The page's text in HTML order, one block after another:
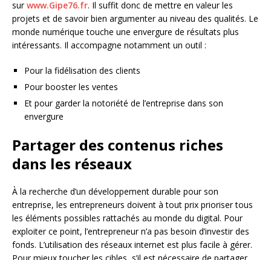
surwww.Gipe76.fr. Il suffit donc de mettre en valeur les
projets et de savoir bien argumenter au niveau des qualités. Le
monde numérique touche une envergure de résultats plus
intéressants. Il accompagne notamment un outil :
Pour la fidélisation des clients
Pour booster les ventes
Et pour garder la notoriété de l’entreprise dans son
envergure
Partager des contenus riches
dans les réseaux
À la recherche d’un développement durable pour son
entreprise, les entrepreneurs doivent à tout prix prioriser tous
les éléments possibles rattachés au monde du digital. Pour
exploiter ce point, l’entrepreneur n’a pas besoin d’investir des
fonds. L’utilisation des réseaux internet est plus facile à gérer.
Pour mieux toucher les cibles, s’il est nécessaire de partager